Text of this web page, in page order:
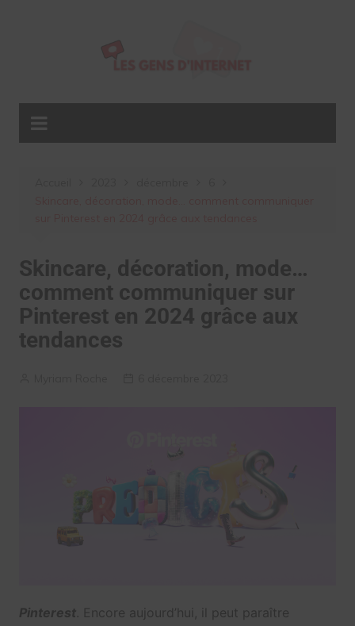
Skincare, décoration, mode…
comment communiquer sur
Pinterest en 2024 grâce aux
tendances
Pinterest. Encore aujourd’hui, il peut paraître